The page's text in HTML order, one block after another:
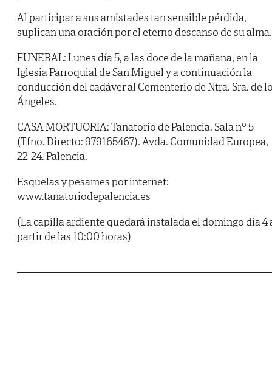
Al participar a sus amistades tan sensible pérdida,
suplican una oración por el eterno descanso de su alma.
FUNERAL: Lunes día 5, a las doce de la mañana, en la
Iglesia Parroquial de San Miguel y a continuación la
conducción del cadáver al Cementerio de Ntra. Sra. de
Ángeles.
CASA MORTUORIA: Tanatorio de Palencia. Sala nº 5
(Tfno. Directo: 979165467). Avda. Comunidad Europea,
22-24. Palencia.
Esquelas y pésames por internet:
www.tanatoriodepalencia.es
(La capilla ardiente quedará instalada el domingo día 4
partir de las 10:00 horas)